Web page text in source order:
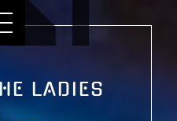
LADIES